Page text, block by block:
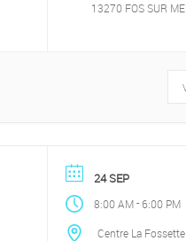
13270 FOS SUR
24 SEP
8:00 AM- 6:00 PM
Centre La Fossette